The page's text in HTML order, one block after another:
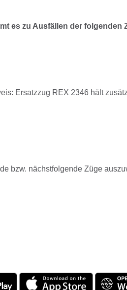
es zu Ausfällen der folgenden
Ersatzzug REX 2346 hält
bzw. nächstfolgende Züge